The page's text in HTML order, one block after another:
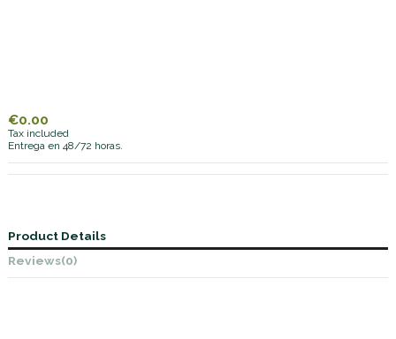
€0.00
Tax included
Entrega en 48/72 horas.
Product Details
Reviews(0)